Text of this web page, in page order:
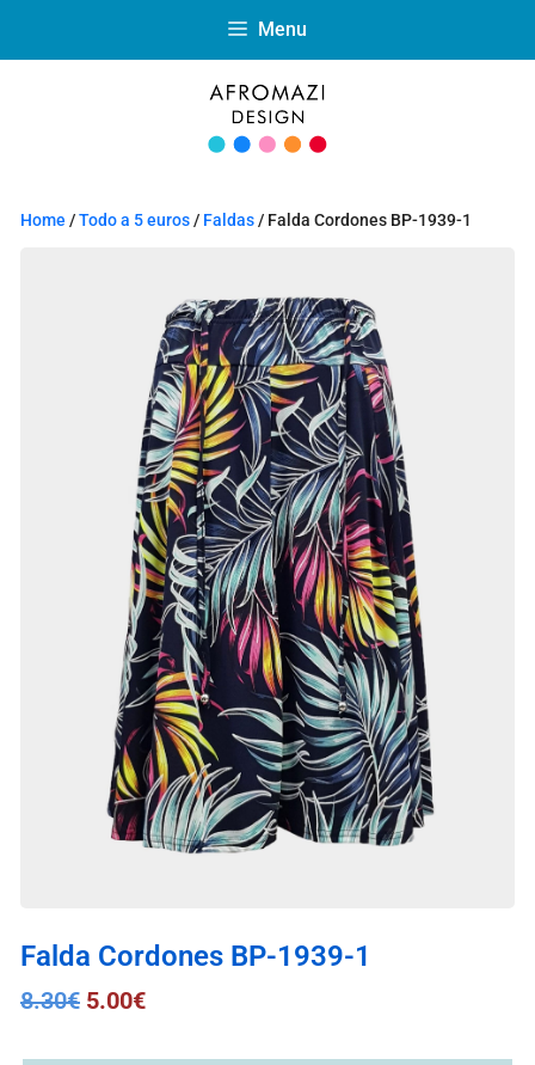
Menu
Home /Todo a 5 euros/ Faldas/ Falda Cordones BP-1939-1
Falda Cordones BP-1939-1
8.30€ 5.00€